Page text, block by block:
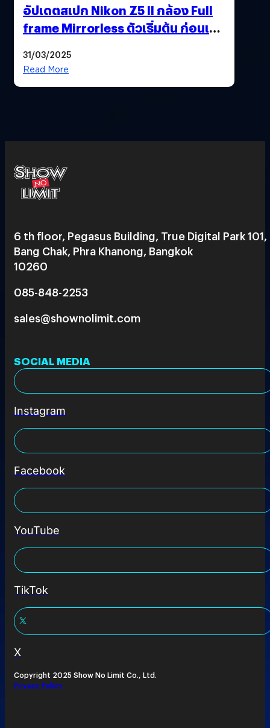
อัปเดตสเปก Nikon Z5 II กล้อง Full
frame Mirrorless ตัวเริ่มต้น ก่อนเปิด
31/03/2025
Read More
6 th floor, Pegasus Building, True Digital Park 101,
Bang Chak, Phra Khanong, Bangkok
10260
085-848-2253
sales@shownolimit.com
SOCIAL MEDIA
Instagram
Facebook
YouTube
TikTok
X
Copyright 2025 Show No Limit Co., Ltd.
Privacy Policy